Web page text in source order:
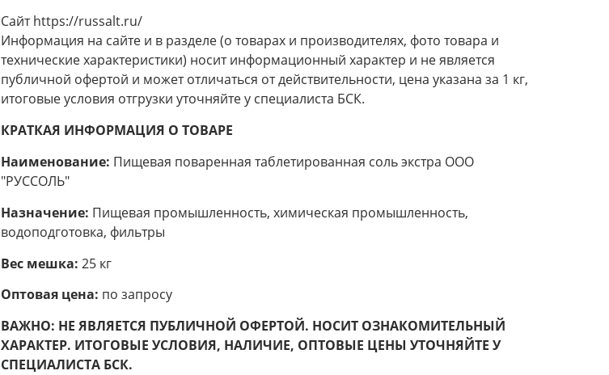
Сайт https://russalt.ru/
Информация на сайте и в разделе (о товарах и производителях, фото товара и
технические характеристики) носит информационный характер и не является
публичной офертой и может отличаться от действительности, цена указана за 1 кг,
итоговые условия отгрузки уточняйте у специалиста БСК.
КРАТКАЯ ИНФОРМАЦИЯ О ТОВАРЕ
Наименование: Пищевая поваренная таблетированная соль экстра ООО
"РУССОЛЬ"
Назначение: Пищевая промышленность, химическая промышленность,
водоподготовка, фильтры
Вес мешка: 25 кг
Оптовая цена: по запросу
ВАЖНО: НЕ ЯВЛЯЕТСЯ ПУБЛИЧНОЙ ОФЕРТОЙ. НОСИТ ОЗНАКОМИТЕЛЬНЫЙ
ХАРАКТЕР. ИТОГОВЫЕ УСЛОВИЯ, НАЛИЧИЕ, ОПТОВЫЕ ЦЕНЫ УТОЧНЯЙТЕ У
СПЕЦИАЛИСТА БСК.